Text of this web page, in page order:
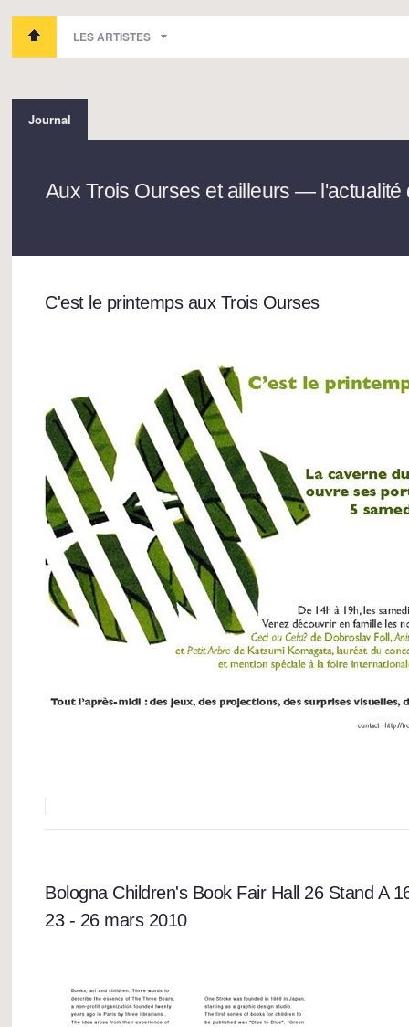
LES ARTISTES
Journal
Aux Trois Ourses et ailleurs — l'actualité
C'est le printemps aux Trois Ourses
Bologna Children's Book Fair Hall 26 Stand A
23 - 26 mars 2010